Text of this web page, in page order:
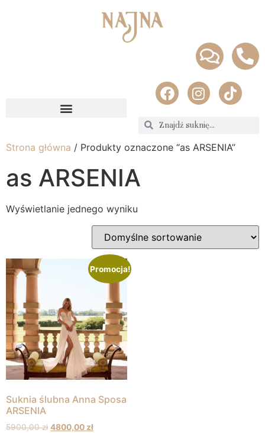
Strona główna / Produkty oznaczone “as ARSENIA”
as ARSENIA
Wyświetlanie jednego wyniku
Promocja!
Suknia ślubna Anna Sposa
ARSENIA
5900,00zł 4800,00zł